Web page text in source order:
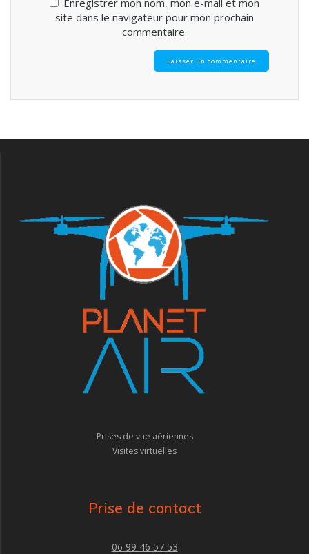
site dans le navigateur pour mon prochain
commentaire.
Prises de vue aériennes
Visites virtuelles
Prise de contact
06 99 46 57 53